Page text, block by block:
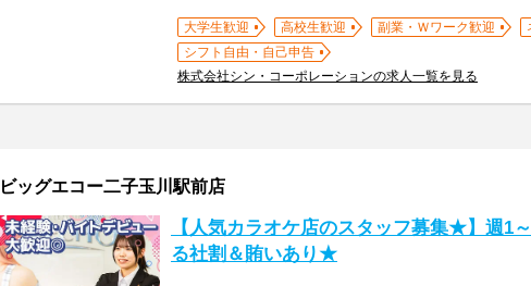
大学生歓迎 高校生歓迎 副業・Ｗワーク歓迎
シフト自由・自己申告
株式会社シン・コーポレーションの求人一覧を見る
ビッグエコー二子玉川駅前店
【人気カラオケ店のスタッフ募集★】週1
る社割＆賄いあり★